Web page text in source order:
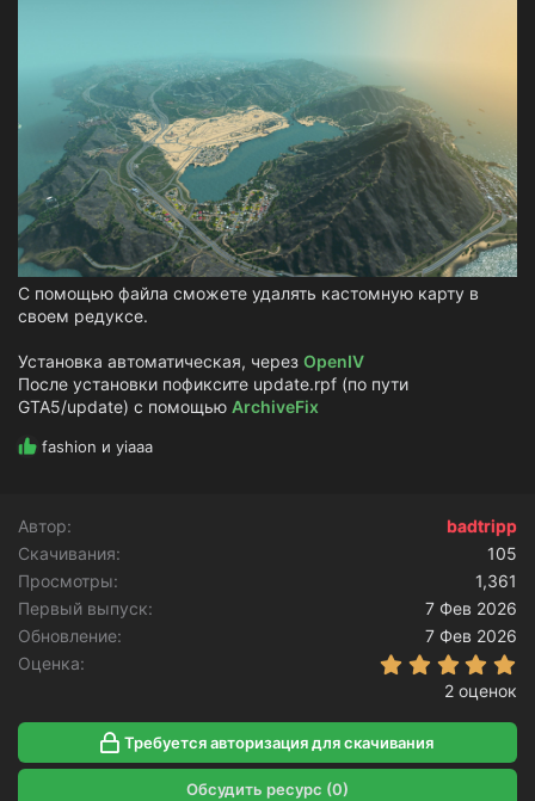
н
и
я
С помощью файла сможете удалять кастомную карту в
своем редуксе.
Установка автоматическая, через OpenIV
После установки пофиксите update.rpf (по пути
GTA5/update) с помощью ArchiveFix
Р
ц
и
и
fashion и yiaaa
Автор
badtripp
Скачивания
105
Просмотры
1,361
Первый выпуск
7 Фев 2026
Обновление
7 Фев 2026
Оценка
2 оценок
Требуется авторизация для скачивания
Обсудить ресурс (0)